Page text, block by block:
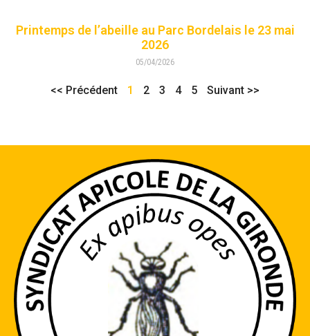
Printemps de l’abeille au Parc Bordelais le 23 mai
2026
05/04/2026
<< Précédent 1 2 3 4 5 Suivant >>